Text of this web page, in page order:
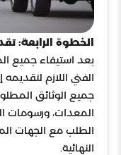
الخطوة الرابعة:
بعد استيفاء جميع
الفني اللازم
جميع الوثائق
المعدات، ورسومات
الطلب مع الجهات
النهائية.